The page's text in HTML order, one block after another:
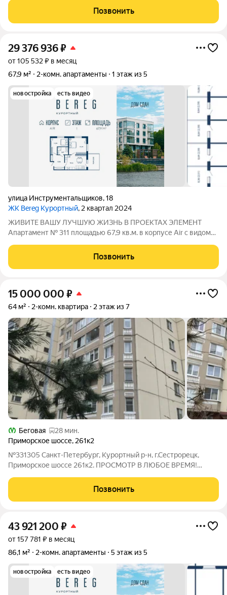
таком доме находится эта квартира. Уютная, светлая, с
качественным ремонтом и
Позвонить
29 376 936₽
от 105 532 ₽ в месяц
67,9 м²
2-комн. апартаменты 1 этаж из 5
новостройка есть видео
улица Инструментальщиков,18
ЖК Bereg Курортный, 2 квартал 2024
ЖИВИТЕ ВАШУ ЛУЧШУЮ ЖИЗНЬ В ПРОЕКТАХ ЭЛЕМЕНТ
Апартамент № 311 площадью 67,9 кв.м. в корпусе Air с видом
проект петербургского девелопера ELEMENT (ранее Element
Development) в Санкт-Петербурге,
Позвонить
15 000 000 ₽
64 м² 2-комн. квартира 2 этаж из 7
Беговая
28 мин.
Приморское шоссе, 261к2
№331305 Санкт-Петербург, Курортный р-н, г.Сестрорецк,
Приморское шоссе 261к2. ПРОСМОТР В ЛЮБОЕ ВРЕМЯ!
изолированными комнатами правильной формы 22,4 и 13,9 м2.
Квартира расположена на 3-м этаже,
Позвонить
43 921 200 ₽
от 157 781 ₽ в месяц
86,1 м²
2-комн. апартаменты 5 этаж из 5
новостройка есть видео